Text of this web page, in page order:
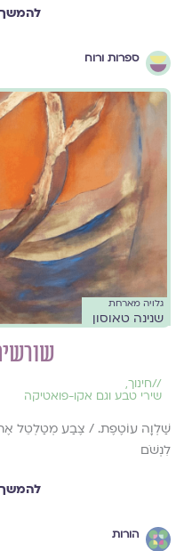
להמשך
ספרות ורוח
גלויה מארחת
שנינה טאוסון
//חינוך,
שירי טבע וגם אקו-פואטיקה
שַׁלְוָה עוֹטֶפֶת. / צֶבַע מְטַלְטֵל
לִנְשֹׁם
להמשך
הורות